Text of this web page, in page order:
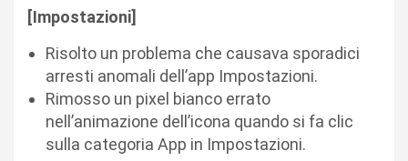
[Impostazioni]
Risolto un problema che causava sporadici
arresti anomali dell’app Impostazioni.
Rimosso un pixel bianco errato
nell’animazione dell’icona quando si fa clic
sulla categoria App in Impostazioni.